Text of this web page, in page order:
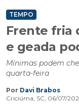
TEMPO
Frente fria
e geada
Mínimas podem
quarta-feira
Por Davi Brabos
Criciúma, SC, 06/07/